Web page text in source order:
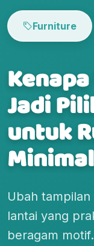
Furniture
Jadi
untuk
Ubah
lantai yang
beragam